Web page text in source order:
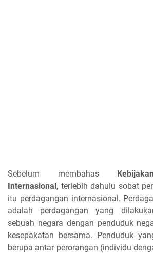
Sebelum membahas
Internasional, terlebih dahulu sobat
itu perdagangan internasional.
adalah perdagangan yang
sebuah negara dengan penduduk
kesepakatan bersama. Penduduk
berupa antar perorangan (individu